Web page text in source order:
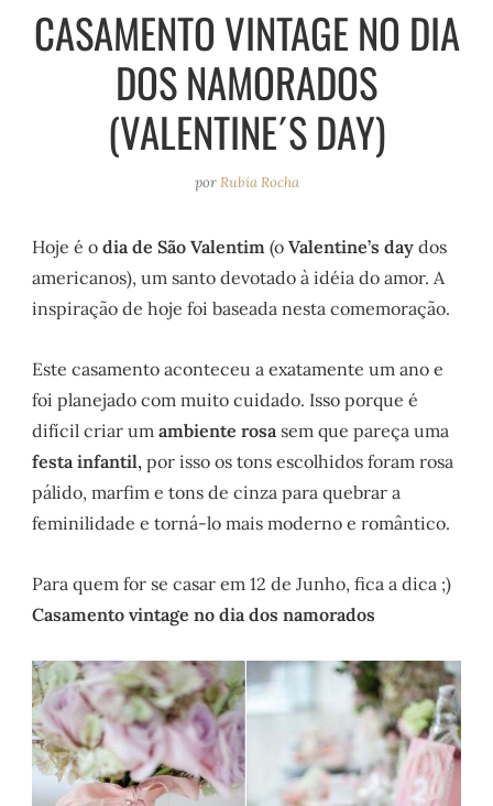
e
a
m
o
k
e
s
t
CASAMENTO VINTAGE NO DIA
DOS NAMORADOS
(VALENTINE´S DAY)
porRubia Rocha
Hoje é o dia de São Valentim (oValentine’s day dos
americanos), um santo devotado à idéia do amor. A
inspiração de hoje foi baseada nesta comemoração.
Este casamento aconteceu a exatamente um ano e
foi planejado com muito cuidado. Isso porque é
difícil criar umambiente rosasem que pareça uma
festa infantil, por isso os tons escolhidos foram rosa
pálido, marfim e tons de cinza para quebrar a
feminilidade e torná-lo mais moderno e romântico.
Para quem for se casar em 12 de Junho, fica a dica ;)
Casamento vintage no dia dos namorados